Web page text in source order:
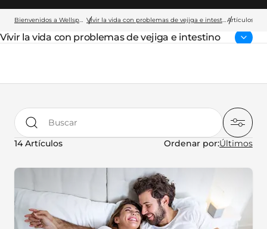
Bienvenidos a Wellspect Vivir la vida con problemas de vejiga e intestinoArtículos
Página parental:
Vivir la vida con problemas de vejiga e intestino
Buscar
14 Artículos
Ordenar por: